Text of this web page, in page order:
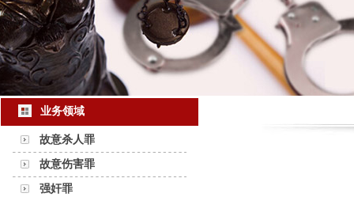
业务领域
故意杀人罪
故意伤害罪
强奸罪